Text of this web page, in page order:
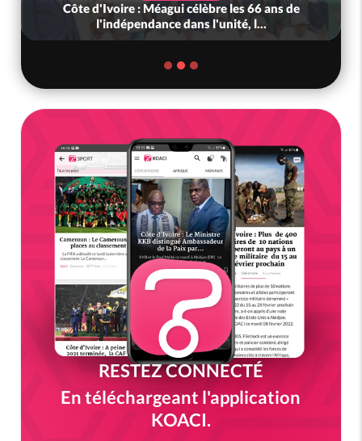
Côte d'Ivoire : Méagui célèbre les 66 ans de
l'indépendance dans l'unité, l...
RESTEZ CONNECTÉ
En téléchargeant l'application
KOACI.